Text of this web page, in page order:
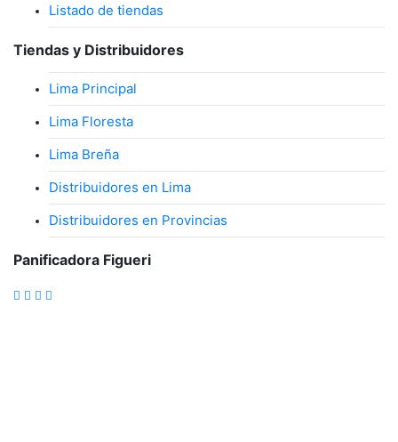
Listado de tiendas
Tiendas y Distribuidores
Lima Principal
Lima Floresta
Lima Breña
Distribuidores en Lima
Distribuidores en Provincias
Panificadora Figueri